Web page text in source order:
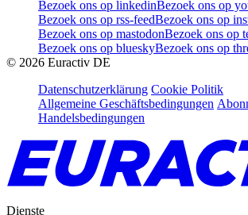
Bezoek ons op linkedinBezoek ons op
Bezoek ons op rss-feedBezoek ons op
Bezoek ons op mastodonBezoek ons op
Bezoek ons op blueskyBezoek ons op
© 2026 Euractiv DE
Datenschutzerklärung Cookie Politik
Allgemeine Geschäftsbedingungen
Handelsbedingungen
Dienste